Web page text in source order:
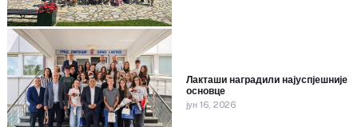
Лакташи наградили најуспјешније
основце
јун 16, 2026